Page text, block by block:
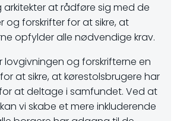
at rådføre sig med de
forskrifter for at sikre, at
opfylder alle nødvendige krav.
lovgivningen og forskrifterne en
at sikre, at kørestolsbrugere har
at deltage i samfundet. Ved at
vi skabe et mere inkluderende